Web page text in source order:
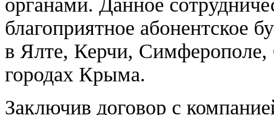
благоприятное абонентское
в Ялте, Керчи, Симферополе,
городах Крыма.
Заключив договор с